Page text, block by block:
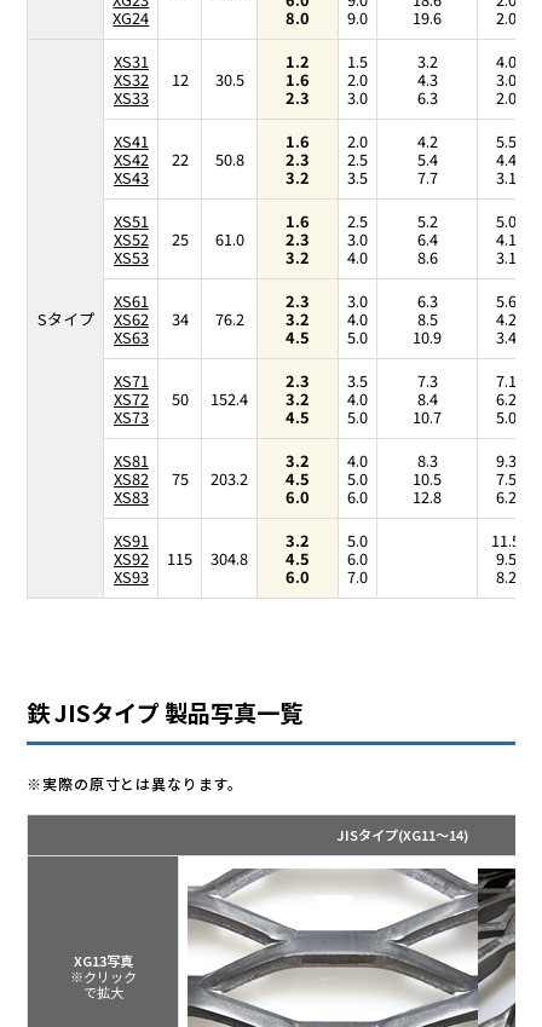
XG24 8.0 9.0 19.6 2.00
Sタイプ
XS31
XS32
XS33
12 30.5
1.2
1.6
2.3
1.5
2.0
3.0
3.2
4.3
6.3
4.00
3.00
2.00
XS41
XS42
XS43
22 50.8
1.6
2.3
3.2
2.0
2.5
3.5
4.2
5.4
7.7
5.50
4.40
3.14
XS51
XS52
XS53
25 61.0
1.6
2.3
3.2
2.5
3.0
4.0
5.2
6.4
8.6
5.00
4.17
3.12
XS61
XS62
XS63
34 76.2
2.3
3.2
4.5
3.0
4.0
5.0
6.3
8.5
10.9
5.67
4.25
3.40
XS71
XS72
XS73
50 152.4
2.3
3.2
4.5
3.5
4.0
5.0
7.3
8.4
10.7
7.14
6.25
5.00
XS81
XS82
XS83
75 203.2
3.2
4.5
6.0
4.0
5.0
6.0
8.3
10.5
12.8
9.38
7.50
6.25
XS91
XS92
XS93
115 304.8
3.2
4.5
6.0
5.0
6.0
7.0
11.50
9.58
8.21
鉄 JISタイプ 製品写真一覧
※実際の原寸とは異なります。
JISタイプ(XG11～14)
XG13写真
※クリック
で拡大